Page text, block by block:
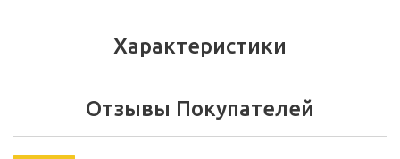
Характеристики
Отзывы Покупателей